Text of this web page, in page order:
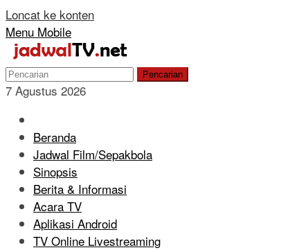
Loncat ke konten
Menu Mobile
Pencarian
7 Agustus 2026
Beranda
Jadwal Film/Sepakbola
Sinopsis
Berita & Informasi
Acara TV
Aplikasi Android
TV Online Livestreaming